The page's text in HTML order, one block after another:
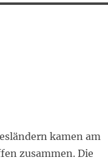
kamen am
zusammen. Die